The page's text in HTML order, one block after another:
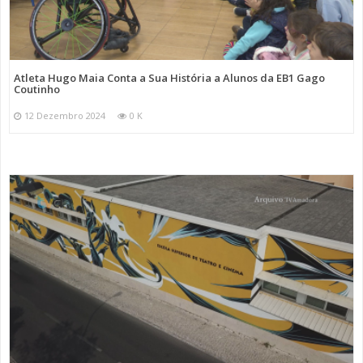
Atleta Hugo Maia Conta a Sua História a Alunos da EB1 Gago
Coutinho
12 Dezembro 2024 0 K